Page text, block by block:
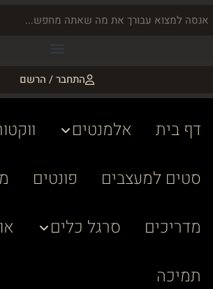
התחבר / הרשם
דף בית אלמנטים
סטים למעצבים
פונטים
מדריכים
סרגל כלים
תמיכה